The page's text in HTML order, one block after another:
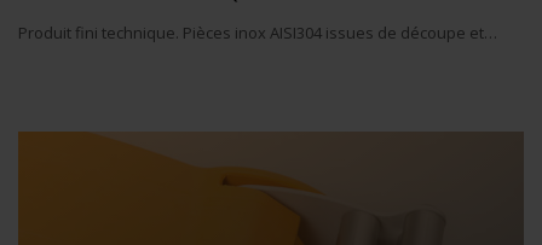
Produit fini technique. Pièces inox AISI304 issues de découpe et…